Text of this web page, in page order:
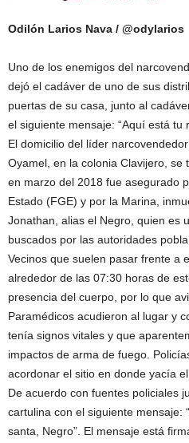
Odilón Larios Nava / @odylarios
Uno de los enemigos del
dejó el cadáver de uno de sus
puertas de su casa, junto al
el siguiente mensaje: “Aquí está tu
El domicilio del líder
Oyamel, en la colonia Clavijero, se
en marzo del 2018 fue asegurado
Estado (FGE) y por la Marina,
Jonathan, alias el Negro, quien es
buscados por las autoridades
Vecinos que suelen pasar frente a
alrededor de las 07:30 horas de
presencia del cuerpo, por lo que
Paramédicos acudieron al lugar y
tenía signos vitales y que
impactos de arma de fuego.
acordonar el sitio en donde yacía el
De acuerdo con fuentes policiales
cartulina con el siguiente mensaje:
santa, Negro”. El mensaje está